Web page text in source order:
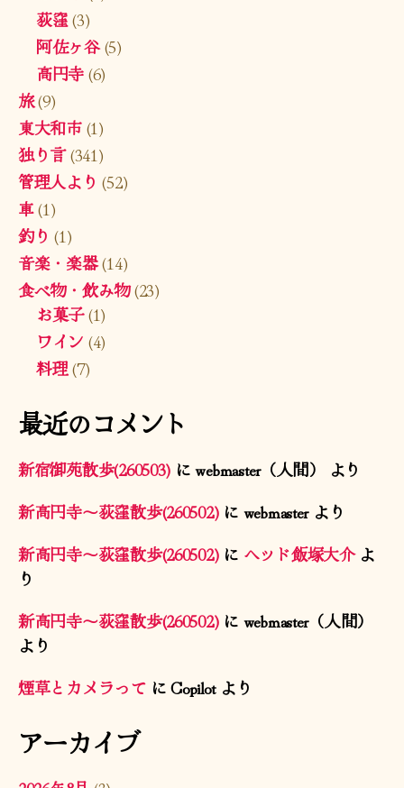
荻窪(3)
阿佐ヶ谷(5)
高円寺(6)
旅(9)
東大和市(1)
独り言(341)
管理人より (52)
車(1)
釣り (1)
音楽・楽器(14)
食べ物・飲み物(23)
お菓子(1)
ワイン (4)
料理(7)
最近のコメント
新宿御苑散歩(260503) にwebmaster（人間）
より
新高円寺〜荻窪散歩(260502)に webmasterより
新高円寺〜荻窪散歩(260502)に ヘッド飯塚大介よ
り
新高円寺〜荻窪散歩(260502)に webmaster（人間）
より
煙草とカメラってにCopilotより
アーカイブ